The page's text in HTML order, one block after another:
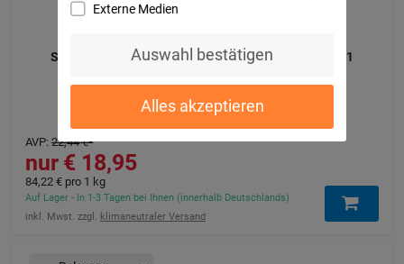
Externe Medien
Auswahl bestätigen
Alles akzeptieren
Schüssler Salze Kur Schönheit Haut&Haar 1+4+8+11
Pulver
08015461
18,95 €
AVP: 22,44 €²
Auf Lager - In 1-3 Tagen bei Ihnen (innerhalb Deutschlands)
inkl. Mwst. zzgl. klimaneutraler Versand
84,22 € pro 1 kg